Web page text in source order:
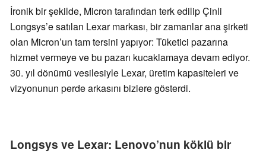
İronik bir şekilde, Micron tarafından terk edilip Çinli
Longsys’e satılan Lexar markası, bir zamanlar ana şirketi
olan Micron’un tam tersini yapıyor: Tüketici pazarına
hizmet vermeye ve bu pazarı kucaklamaya devam ediyor.
30. yıl dönümü vesilesiyle Lexar, üretim kapasiteleri ve
vizyonunun perde arkasını bizlere gösterdi.
Longsys ve Lexar: Lenovo’nun köklü bir